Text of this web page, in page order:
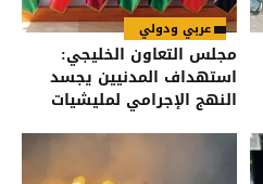
عربي ودولي
مجلس التعاون الخليجي:
استهداف المدنيين يجسد
النهج الإجرامي لمليشيات